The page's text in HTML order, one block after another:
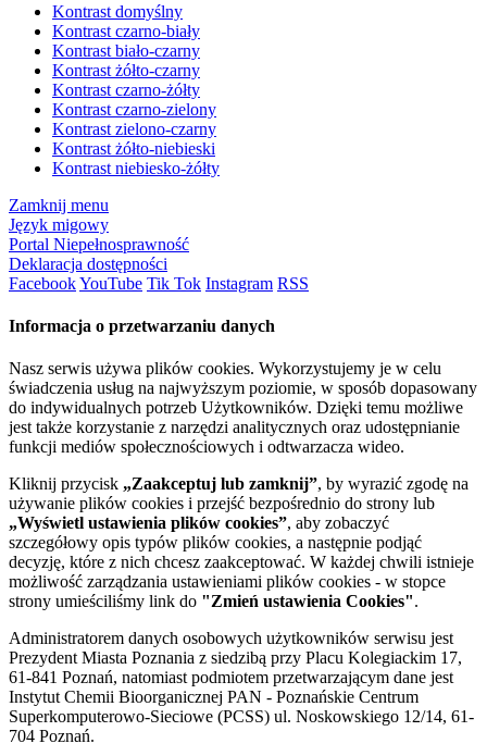
Kontrast domyślny
Kontrast czarno-biały
Kontrast biało-czarny
Kontrast żółto-czarny
Kontrast czarno-żółty
Kontrast czarno-zielony
Kontrast zielono-czarny
Kontrast żółto-niebieski
Kontrast niebiesko-żółty
Zamknij menu
Język migowy
Portal Niepełnosprawność
Deklaracja dostępności
FacebookYouTube Tik Tok Instagram RSS
Informacja o przetwarzaniu danych
Nasz serwis używa plików cookies. Wykorzystujemy je w celu
świadczenia usług na najwyższym poziomie, w sposób dopasowany
do indywidualnych potrzeb Użytkowników. Dzięki temu możliwe
jest także korzystanie z narzędzi analitycznych oraz udostępnianie
funkcji mediów społecznościowych i odtwarzacza wideo.
Kliknij przycisk „Zaakceptuj lub zamknij”, by wyrazić zgodę na
używanie plików cookies i przejść bezpośrednio do strony lub
„Wyświetl ustawienia plików cookies”, aby zobaczyć
szczegółowy opis typów plików cookies, a następnie podjąć
decyzję, które z nich chcesz zaakceptować. W każdej chwili istnieje
możliwość zarządzania ustawieniami plików cookies - w stopce
strony umieściliśmy link do "Zmień ustawienia Cookies".
Administratorem danych osobowych użytkowników serwisu jest
Prezydent Miasta Poznania z siedzibą przy Placu Kolegiackim 17,
61-841 Poznań, natomiast podmiotem przetwarzającym dane jest
Instytut Chemii Bioorganicznej PAN - Poznańskie Centrum
Superkomputerowo-Sieciowe (PCSS) ul. Noskowskiego 12/14, 61-
704 Poznań.